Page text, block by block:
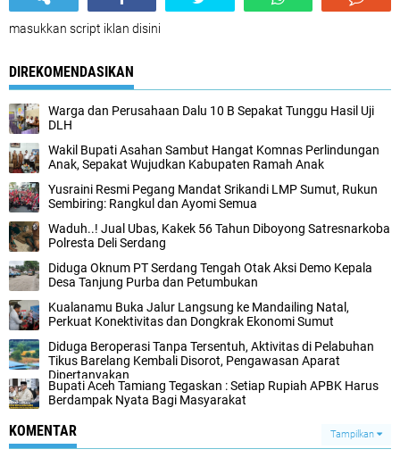
masukkan script iklan disini
DIREKOMENDASIKAN
Warga dan Perusahaan Dalu 10 B Sepakat Tunggu Hasil Uji
DLH
Wakil Bupati Asahan Sambut Hangat Komnas Perlindungan
Anak, Sepakat Wujudkan Kabupaten Ramah Anak
Yusraini Resmi Pegang Mandat Srikandi LMP Sumut, Rukun
Sembiring: Rangkul dan Ayomi Semua
Waduh..! Jual Ubas, Kakek 56 Tahun Diboyong Satresnarkoba
Polresta Deli Serdang
Diduga Oknum PT Serdang Tengah Otak Aksi Demo Kepala
Desa Tanjung Purba dan Petumbukan
Kualanamu Buka Jalur Langsung ke Mandailing Natal,
Perkuat Konektivitas dan Dongkrak Ekonomi Sumut
Diduga Beroperasi Tanpa Tersentuh, Aktivitas di Pelabuhan
Tikus Barelang Kembali Disorot, Pengawasan Aparat
Dipertanyakan
Bupati Aceh Tamiang Tegaskan : Setiap Rupiah APBK Harus
Berdampak Nyata Bagi Masyarakat
KOMENTAR Tampilkan